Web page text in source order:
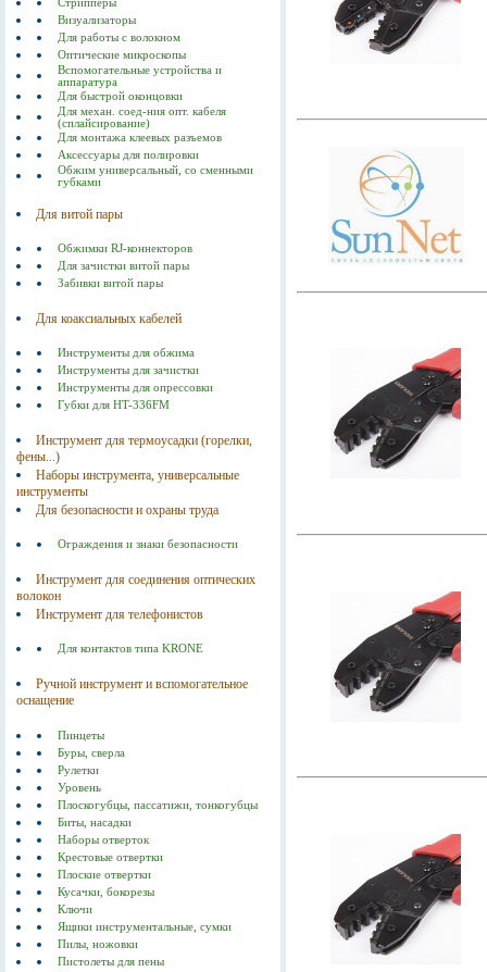
Визуализаторы
Для работы с волокном
Оптические микроскопы
Вспомогательные устройства и
аппаратура
Для быстрой оконцовки
Для механ. соед-ния опт. кабеля
(сплайсирование)
Для монтажа клеевых разъемов
Аксессуары для полировки
Обжим универсальный, со сменными
губками
Для витой пары
Обжимки RJ-коннекторов
Для зачистки витой пары
Забивки витой пары
Для коаксиальных кабелей
Инструменты для обжима
Инструменты для зачистки
Инструменты для опрессовки
Губки для HT-336FM
Инструмент для термоусадки (горелки,
фены...)
Наборы инструмента, универсальные
инструменты
Для безопасности и охраны труда
Ограждения и знаки безопасности
Инструмент для соединения оптических
волокон
Инструмент для телефонистов
Для контактов типа KRONE
Ручной инструмент и вспомогательное
оснащение
Пинцеты
Буры, сверла
Рулетки
Уровень
Плоскогубцы, пассатижи, тонкогубцы
Биты, насадки
Наборы отверток
Крестовые отвертки
Плоские отвертки
Кусачки, бокорезы
Ключи
Ящики инструментальные, сумки
Пилы, ножовки
Пистолеты для пены